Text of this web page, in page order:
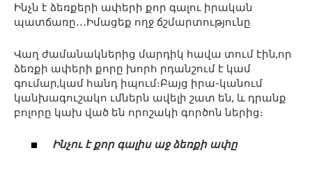
Ինչն է ձեռքերի ափերի քոր գալու իրական
պատճառը․․․Իմացեք ողջ ճշմարտությունը
Վաղ ժամանակներից մարդիկ հավա տում էին,որ
ձեռքի ափերի քորը խորհ րդանշում է կամ
գումար,կամ հանդ իպում։Բայց իրա-կանում
կանխագուշակո ւմներն ավելի շատ են, և դրանք
բոլորը կախ ված են որոշակի գործոն ներից։
Ինչու է քոր գալիս աջ ձեռքի ափը